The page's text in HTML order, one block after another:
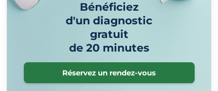
Bénéficiez
d'un diagnostic
gratuit
de 20 minutes
Réservez un rendez-vous